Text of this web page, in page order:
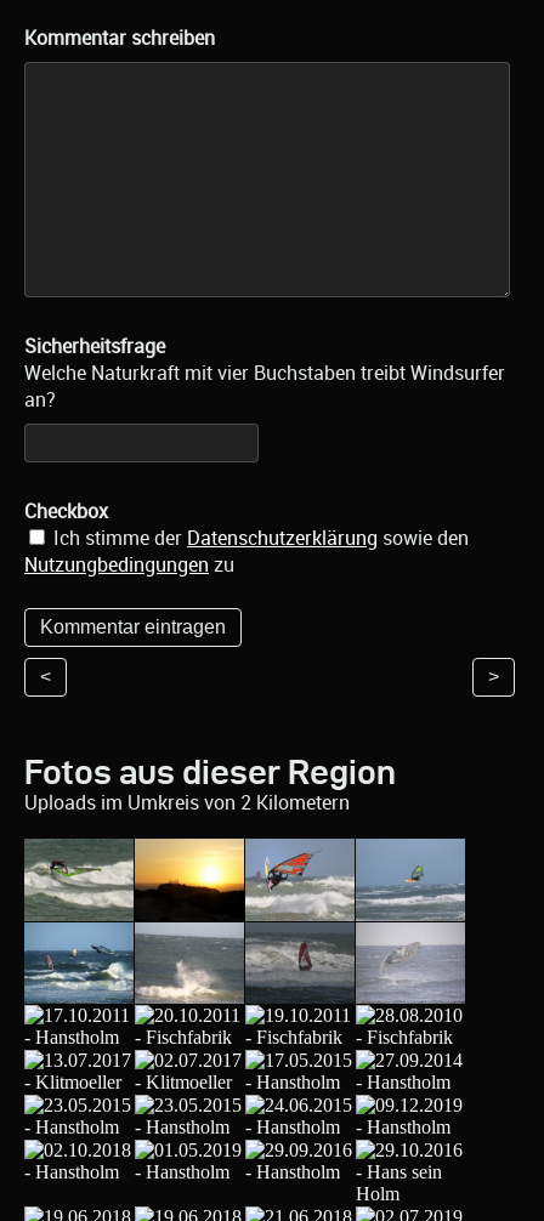
Kommentar schreiben
Sicherheitsfrage
Welche Naturkraft mit vier Buchstaben treibt Windsurfer
an?
Checkbox
Ich stimme der Datenschutzerklärung sowie den
Nutzungbedingungen zu
< >
Fotos aus dieser Region
Uploads im Umkreis von 2 Kilometern